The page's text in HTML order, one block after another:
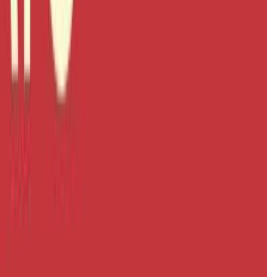
Σχεδιασμός εξωφύλλου:
ΜΕΤΑΙΧΜΙΟ και Μαίρη
φωτό της Κόντζογλου.